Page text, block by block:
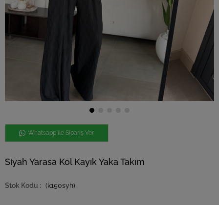
Whatsapp ile Sipariş Ver
Siyah Yarasa Kol Kayık Yaka Takım
(k150syh)